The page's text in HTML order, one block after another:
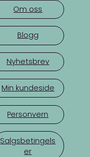
Om oss
Blogg
Nyhetsbrev
Min kundeside
Personvern
Salgsbetingels
er